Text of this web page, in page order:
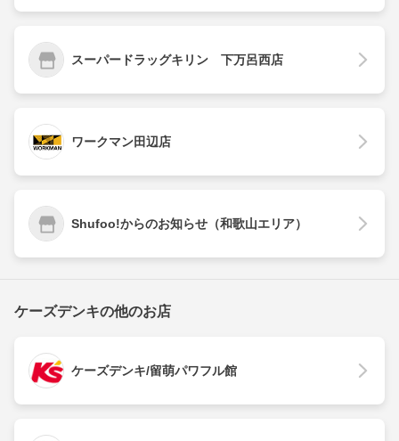
スーパードラッグキリン 下万呂西店
ワークマン田辺店
Shufoo!からのお知らせ（和歌山エリア）
ケーズデンキの他のお店
ケーズデンキ/留萌パワフル館